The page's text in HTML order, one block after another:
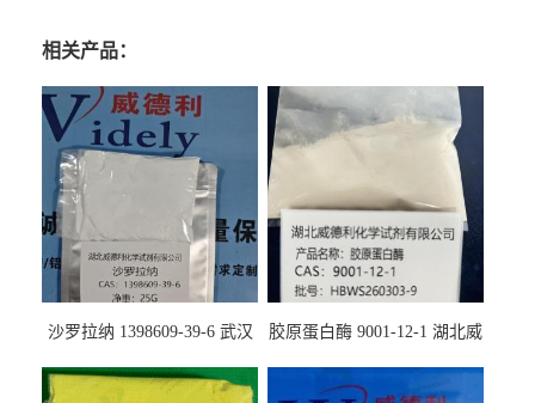
相关产品：
沙罗拉纳 1398609-39-6 武汉
胶原蛋白酶 9001-12-1 湖北威